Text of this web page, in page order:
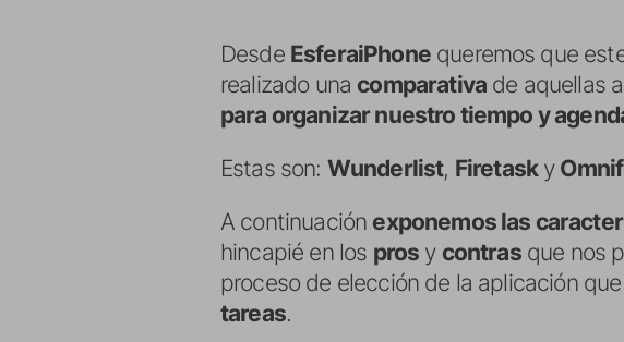
Desde EsferaiPhonequeremos que
realizado una comparativa de aquellas
para organizar nuestro tiempo y
Estas son: Wunderlist, Firetasky
A continuación exponemos las
hincapié en los pros y contrasque nos
proceso de elección de la aplicación
tareas.